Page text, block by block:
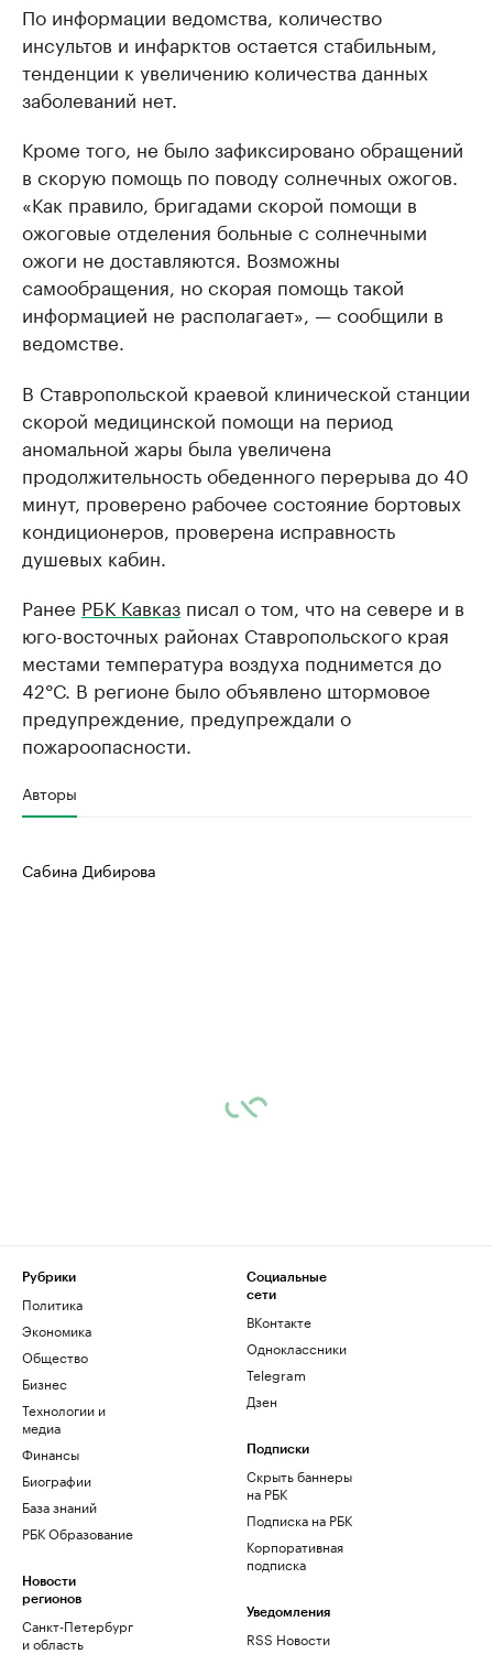
По информации ведомства, количество
инсультов и инфарктов остается стабильным,
тенденции к увеличению количества данных
заболеваний нет.
Кроме того, не было зафиксировано обращений
в скорую помощь по поводу солнечных ожогов.
«Как правило, бригадами скорой помощи в
ожоговые отделения больные с солнечными
ожоги не доставляются. Возможны
самообращения, но скорая помощь такой
информацией не располагает», — сообщили в
ведомстве.
В Ставропольской краевой клинической станции
ско­рой медицинской помощи на период
аномальной жары была увеличена
продолжительность обеденного перерыва до 40
минут, проверено рабочее состояние бортовых
кондиционеров, проверена исправность
душевых кабин.
Ранее РБК Кавказ писал о том, что на севере и в
юго-восточных районах Ставропольского края
местами температура воздуха поднимется до
42°С. В регионе было объявлено штормовое
предупреждение, предупреждали о
пожароопасности.
Авторы
Сабина Дибирова
Рубрики
Политика
Экономика
Общество
Бизнес
Технологии и
медиа
Финансы
Биографии
База знаний
РБК Образование
Новости
регионов
Санкт-Петербург
и область
Социальные
сети
ВКонтакте
Одноклассники
Telegram
Дзен
Подписки
Скрыть баннеры
на РБК
Подписка на РБК
Корпоративная
подписка
Уведомления
RSS Новости